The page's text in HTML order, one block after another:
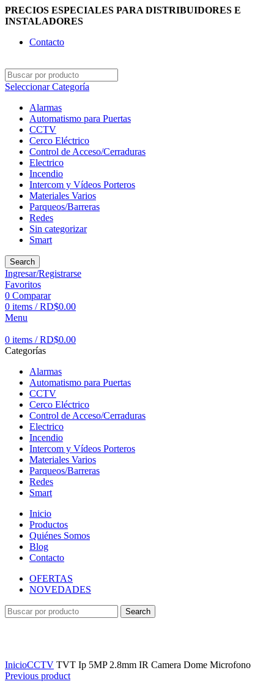
PRECIOS ESPECIALES PARA DISTRIBUIDORES E
INSTALADORES
Contacto
Seleccionar Categoría
Alarmas
Automatismo para Puertas
CCTV
Cerco Eléctrico
Control de Acceso/Cerraduras
Electrico
Incendio
Intercom y Vídeos Porteros
Materiales Varios
Parqueos/Barreras
Redes
Sin categorizar
Smart
Search
Ingresar/Registrarse
Favoritos
0 Comparar
0 items / RD$0.00
Menu
0 items / RD$0.00
Categorías
Alarmas
Automatismo para Puertas
CCTV
Cerco Eléctrico
Control de Acceso/Cerraduras
Electrico
Incendio
Intercom y Vídeos Porteros
Materiales Varios
Parqueos/Barreras
Redes
Smart
Inicio
Productos
Quiénes Somos
Blog
Contacto
OFERTAS
NOVEDADES
Search
InicioCCTV TVT Ip 5MP 2.8mm IR Camera Dome Microfono
Previous product